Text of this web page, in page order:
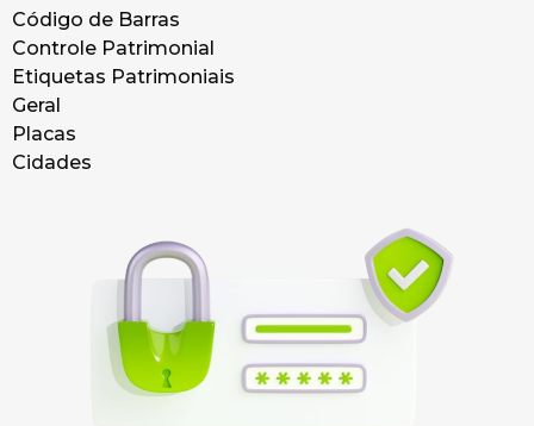
Código de Barras
Controle Patrimonial
Etiquetas Patrimoniais
Geral
Placas
Cidades